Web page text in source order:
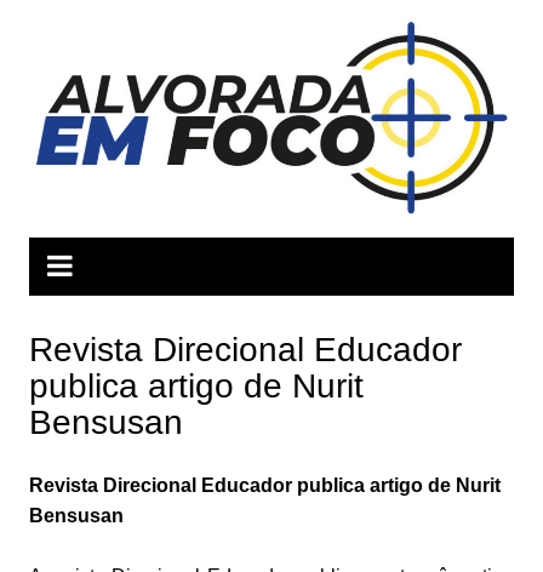
conteúdo
Revista Direcional Educador
publica artigo de Nurit
Bensusan
Revista Direcional Educador publica artigo de Nurit
Bensusan